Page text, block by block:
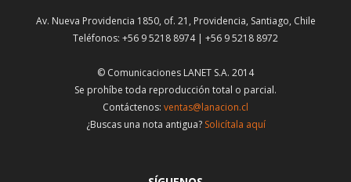
Av. Nueva Providencia 1850, of. 21, Providencia, Santiago, Chile
Teléfonos: +56 9 5218 8974 | +56 9 5218 8972
© Comunicaciones LANET S.A. 2014
Se prohíbe toda reproducción total o parcial.
Contáctenos: ventas@lanacion.cl
¿Buscas una nota antigua? Solicítala aquí